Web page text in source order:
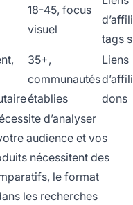
18-45, focus
visuel
tags
35+,
communautés
établies
Liens
dons
d’analyser
audience et vos
nécessitent des
le format
les recherches